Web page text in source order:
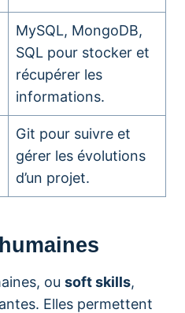
MySQL, MongoDB,
SQL pour stocker et
récupérer les
informations.
Git pour suivre et
gérer les évolutions
d’un projet.
ou soft skills,
Elles permettent